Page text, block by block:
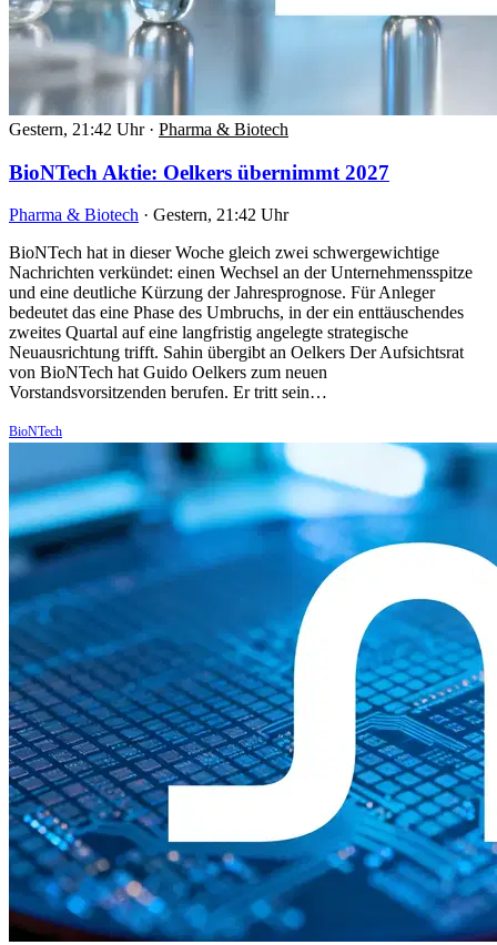
Gestern, 21:42 Uhr · Pharma & Biotech
BioNTech Aktie: Oelkers übernimmt 2027
Pharma & Biotech · Gestern, 21:42 Uhr
BioNTech hat in dieser Woche gleich zwei schwergewichtige
Nachrichten verkündet: einen Wechsel an der Unternehmensspitze
und eine deutliche Kürzung der Jahresprognose. Für Anleger
bedeutet das eine Phase des Umbruchs, in der ein enttäuschendes
zweites Quartal auf eine langfristig angelegte strategische
Neuausrichtung trifft. Sahin übergibt an Oelkers Der Aufsichtsrat
von BioNTech hat Guido Oelkers zum neuen
Vorstandsvorsitzenden berufen. Er tritt sein…
BioNTech